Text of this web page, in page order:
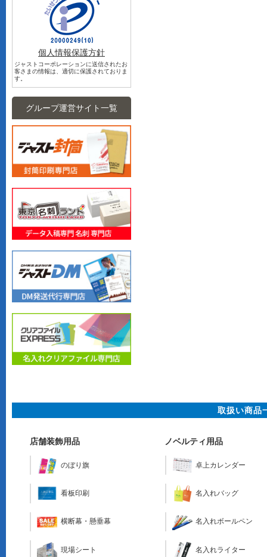
個人情報保護方針
ジャストコーポレーションに送信されたお
客さまの情報は、適切に保護されておりま
す。
グループ運営サイト一覧
取扱い商品
店舗装飾用品
のぼり旗
看板印刷
横断幕・懸垂幕
現場シート
ノベルティ用品
卓上カレンダー
名入れバッグ
名入れボールペン
名入れライター